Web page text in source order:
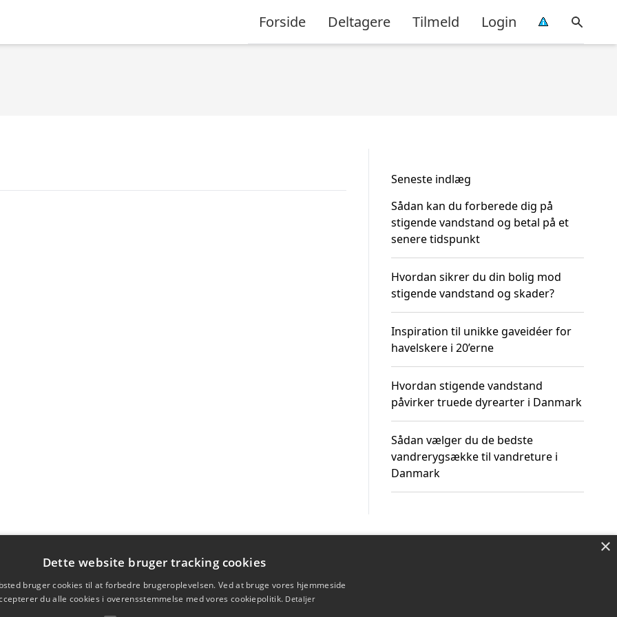
Forside Deltagere Tilmeld Login
Seneste indlæg
Sådan kan du forberede dig på
stigende vandstand og betal på et
senere tidspunkt
Hvordan sikrer du din bolig mod
stigende vandstand og skader?
Inspiration til unikke gaveidéer for
havelskere i 20’erne
Hvordan stigende vandstand
påvirker truede dyrearter i Danmark
Sådan vælger du de bedste
vandrerygsække til vandreture i
Danmark
×
Dette website bruger tracking cookies
bruger cookies til at forbedre brugeroplevelsen. Ved at bruge vores hjemmeside
du alle cookies i overensstemmelse med vores cookiepolitik. Detaljer